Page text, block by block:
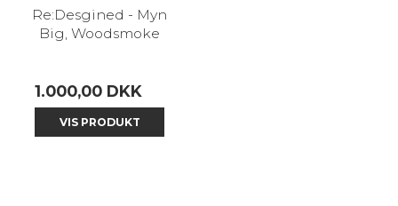
Re:Desgined - Myn
Big, Woodsmoke
1.000,00 DKK
VIS PRODUKT